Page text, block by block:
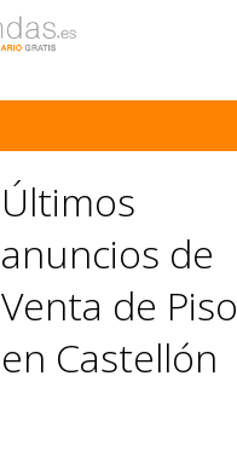
Últimos
anuncios de
Venta de Piso
en Castellón